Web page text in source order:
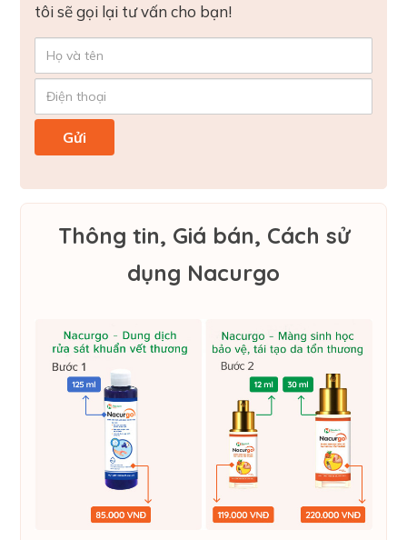
tôi sẽ gọi lại tư vấn cho bạn!
Thông tin, Giá bán, Cách sử
dụng Nacurgo